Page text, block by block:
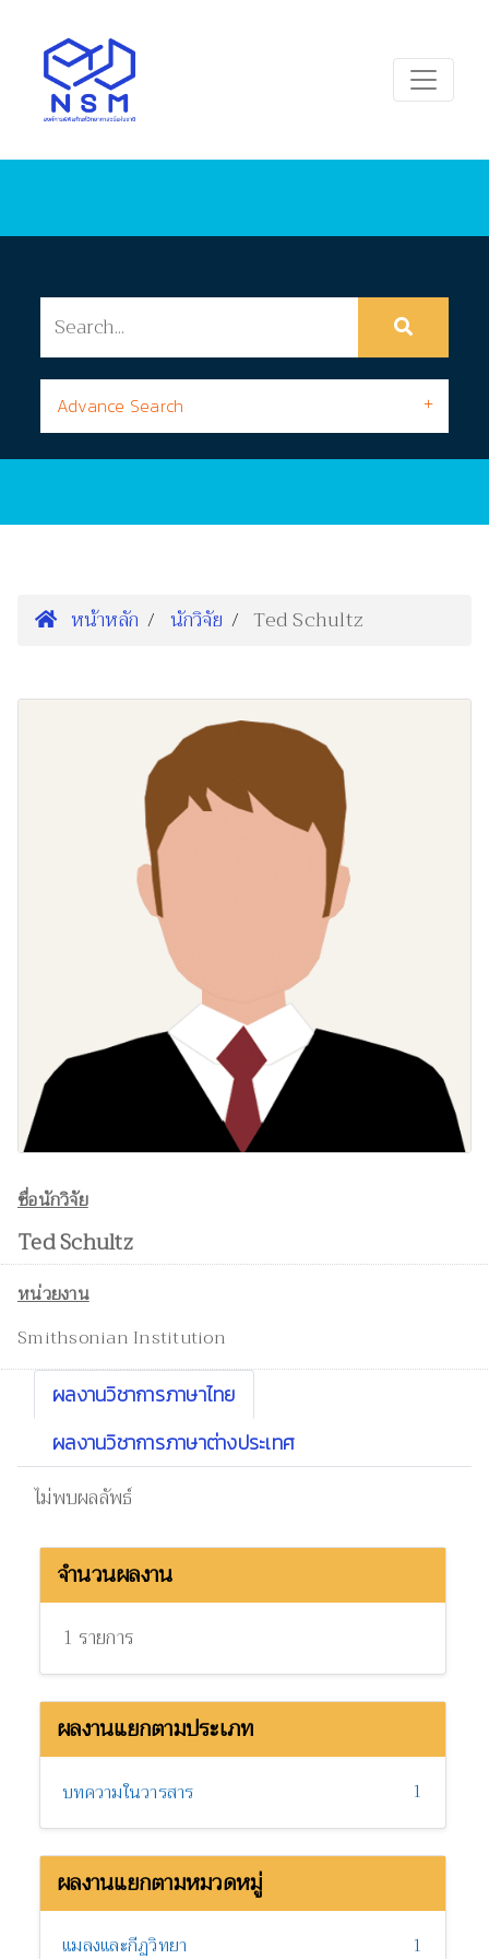
Advance Search
หน้าหลัก นักวิจัย Ted Schultz
ชื่อนักวิจัย
Ted Schultz
หน่วยงาน
Smithsonian Institution
ผลงานวิชาการภาษาไทย
ผลงานวิชาการภาษาต่างประเทศ
ไม่พบผลลัพธ์
จำนวนผลงาน
1 รายการ
ผลงานแยกตามประเภท
บทความในวารสาร 1
ผลงานแยกตามหมวดหมู่
แมลงและกีฏวิทยา 1